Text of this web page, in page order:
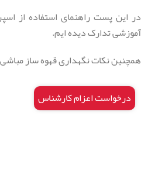
آموزشی تدارک دیده ایم.
همچنین نکات نگهداری قهوه ساز مباشی 2009 در این فیلم یاد اوری شده است.
درخواست اعزام کارشناس